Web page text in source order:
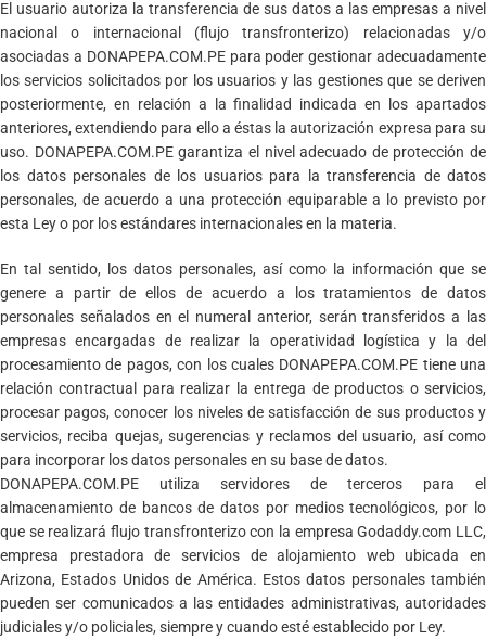
El usuario autoriza la transferencia de sus datos a las empresas a nivel
nacional o internacional (flujo transfronterizo) relacionadas y/o
asociadas a DONAPEPA.COM.PE para poder gestionar adecuadamente
los servicios solicitados por los usuarios y las gestiones que se deriven
posteriormente, en relación a la finalidad indicada en los apartados
anteriores, extendiendo para ello a éstas la autorización expresa para su
uso. DONAPEPA.COM.PE garantiza el nivel adecuado de protección de
los datos personales de los usuarios para la transferencia de datos
personales, de acuerdo a una protección equiparable a lo previsto por
esta Ley o por los estándares internacionales en la materia.
En tal sentido, los datos personales, así como la información que se
genere a partir de ellos de acuerdo a los tratamientos de datos
personales señalados en el numeral anterior, serán transferidos a las
empresas encargadas de realizar la operatividad logística y la del
procesamiento de pagos, con los cuales DONAPEPA.COM.PE tiene una
relación contractual para realizar la entrega de productos o servicios,
procesar pagos, conocer los niveles de satisfacción de sus productos y
servicios, reciba quejas, sugerencias y reclamos del usuario, así como
para incorporar los datos personales en su base de datos.
DONAPEPA.COM.PE utiliza servidores de terceros para el
almacenamiento de bancos de datos por medios tecnológicos, por lo
que se realizará flujo transfronterizo con la empresa Godaddy.com LLC,
empresa prestadora de servicios de alojamiento web ubicada en
Arizona, Estados Unidos de América. Estos datos personales también
pueden ser comunicados a las entidades administrativas, autoridades
judiciales y/o policiales, siempre y cuando esté establecido por Ley.